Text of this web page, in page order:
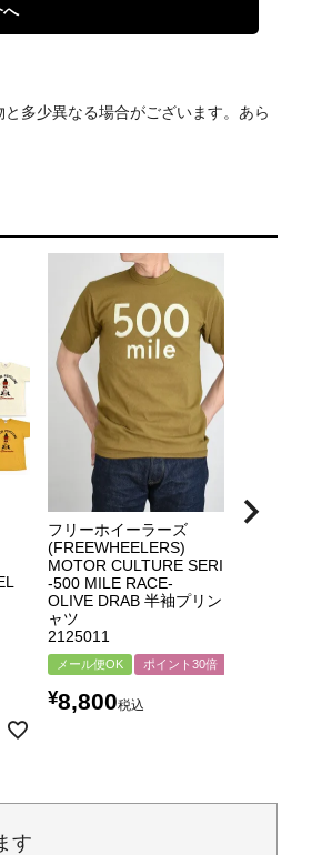
へ
多少異なる場合がございます。あら
フリーホイーラーズ
(FREEWHEELERS)
MOTOR CULTURE SERIES
-500 MILE RACE-
OLIVE DRAB 半袖プリントTシ
ャツ
2125011
メール便OK ポイント30倍
¥8,800税込
す